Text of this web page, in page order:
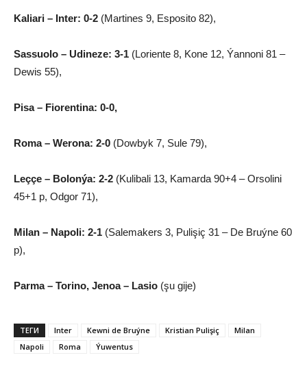
Kaliari – Inter: 0-2 (Martines 9, Esposito 82),
Sassuolo – Udineze: 3-1 (Loriente 8, Kone 12, Ýannoni 81 –
Dewis 55),
Pisa – Fiorentina: 0-0,
Roma – Werona: 2-0 (Dowbyk 7, Sule 79),
Leççe – Bolonýa: 2-2 (Kulibali 13, Kamarda 90+4 – Orsolini
45+1 p, Odgor 71),
Milan – Napoli: 2-1 (Salemakers 3, Pulişiç 31 – De Bruýne 60
p),
Parma – Torino, Jenoa – Lasio (şu gije)
ТЕГИ Inter Kewni de Bruýne Kristian Pulişiç
Milan
Napoli
Roma Ýuwentus